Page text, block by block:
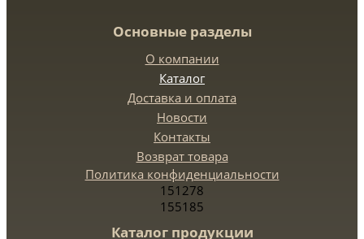
Основные разделы
О компании
Каталог
Доставка и оплата
Новости
Контакты
Возврат товара
Политика конфиденциальности
151278
155185
Каталог продукции